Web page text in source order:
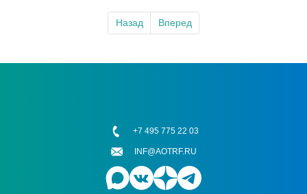
Назад Вперед
+7 495 775 22 03
INF@AOTRF.RU